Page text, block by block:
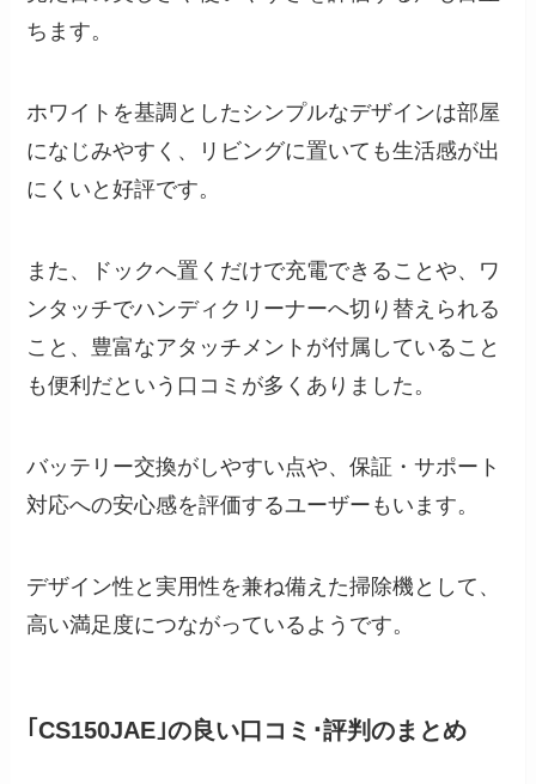
ちます。
ホワイトを基調としたシンプルなデザインは部屋
になじみやすく、リビングに置いても生活感が出
にくいと好評です。
また、ドックへ置くだけで充電できることや、ワ
ンタッチでハンディクリーナーへ切り替えられる
こと、豊富なアタッチメントが付属していること
も便利だという口コミが多くありました。
バッテリー交換がしやすい点や、保証・サポート
対応への安心感を評価するユーザーもいます。
デザイン性と実用性を兼ね備えた掃除機として、
高い満足度につながっているようです。
｢CS150JAE｣の良い口コミ･評判のまとめ